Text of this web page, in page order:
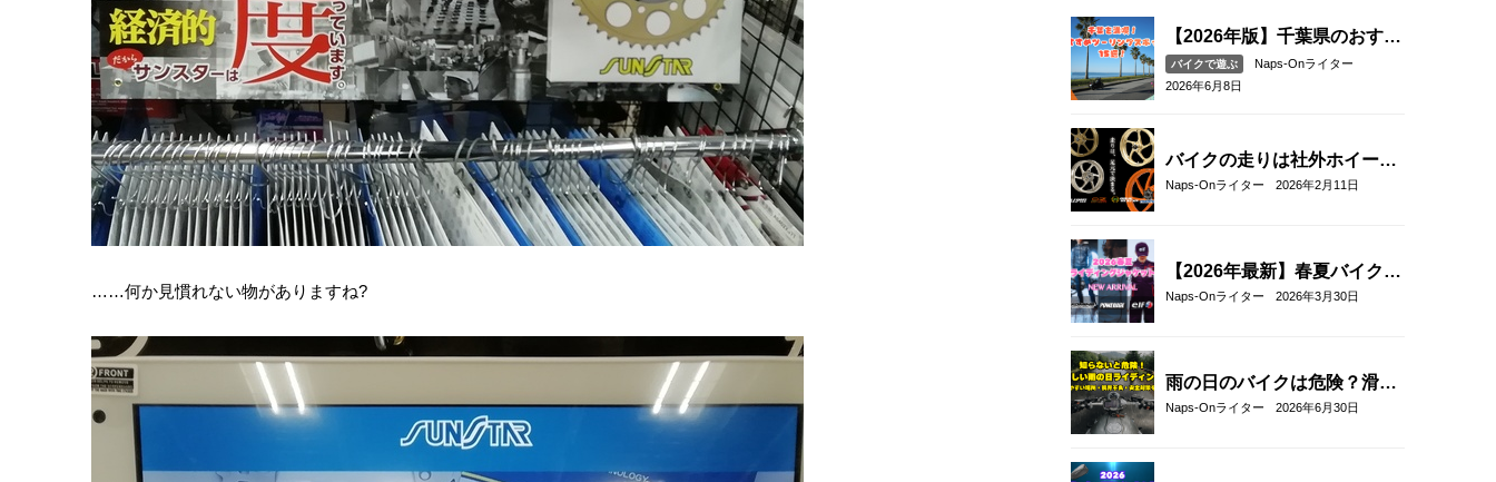
……何か見慣れない物がありますね?
【2026年版】千葉県のおすす
めツーリングスポット15選｜
海沿い・絶景・ワインディン
バイクで遊ぶ
Naps-Onライター
2026年6月8日
バイクの走りは社外ホイール
への交換でここまで変わる｜
Naps-Onライター 2026年2月11日
【2026年最新】春夏バイクジ
ャケットおすすめ33選！｜タ
Naps-Onライター 2026年3月30日
雨の日のバイクは危険？滑り
やすい場所や安全に走るコツ
Naps-Onライター 2026年6月30日